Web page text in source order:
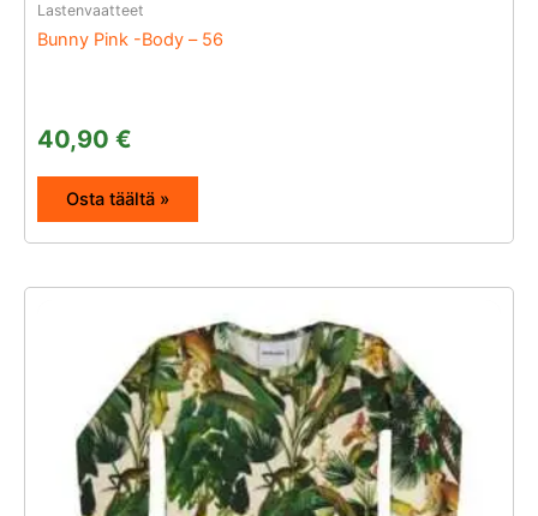
Lastenvaatteet
Bunny Pink -Body – 56
40,90 €
Osta täältä »